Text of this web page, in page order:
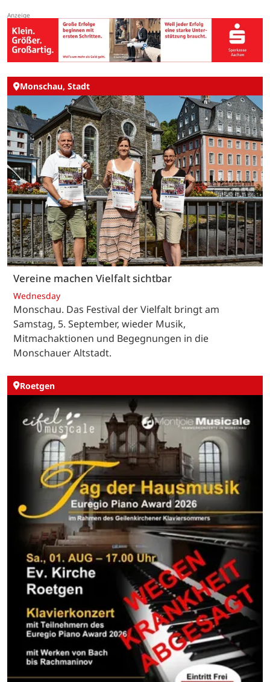
Monschau, Stadt
Vereine machen Vielfalt sichtbar
Wednesday
Monschau. Das Festival der Vielfalt bringt am
Samstag, 5. September, wieder Musik,
Mitmachaktionen und Begegnungen in die
Monschauer Altstadt.
Roetgen